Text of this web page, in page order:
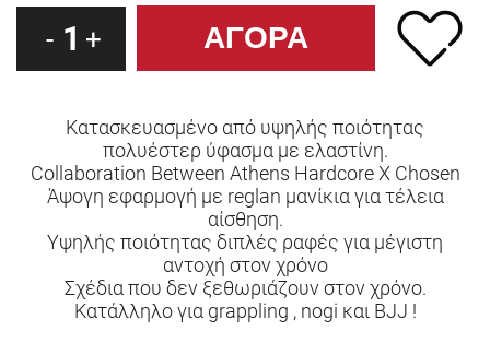
- 1 +
Κατασκευασμένο από υψηλής ποιότητας
πολυέστερ ύφασμα με ελαστίνη.
Collaboration Between Athens Hardcore X Chosen
Άψογη εφαρμογή με reglan μανίκια για τέλεια
αίσθηση.
Υψηλής ποιότητας διπλές ραφές για μέγιστη
αντοχή στον χρόνο
Σχέδια που δεν ξεθωριάζουν στον χρόνο.
Κατάλληλο για grappling , nogi και BJJ !